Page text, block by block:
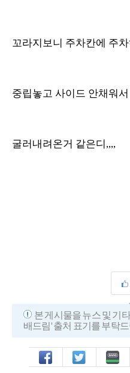
꼬라지보니 주차칸에 주
중립놓고 사이드 안채워서
굴러내려온거 같은디,,,,
본 게시물을 뉴스 및 기
배드림' 출처 표기를 부탁
페북 트윗 밴드